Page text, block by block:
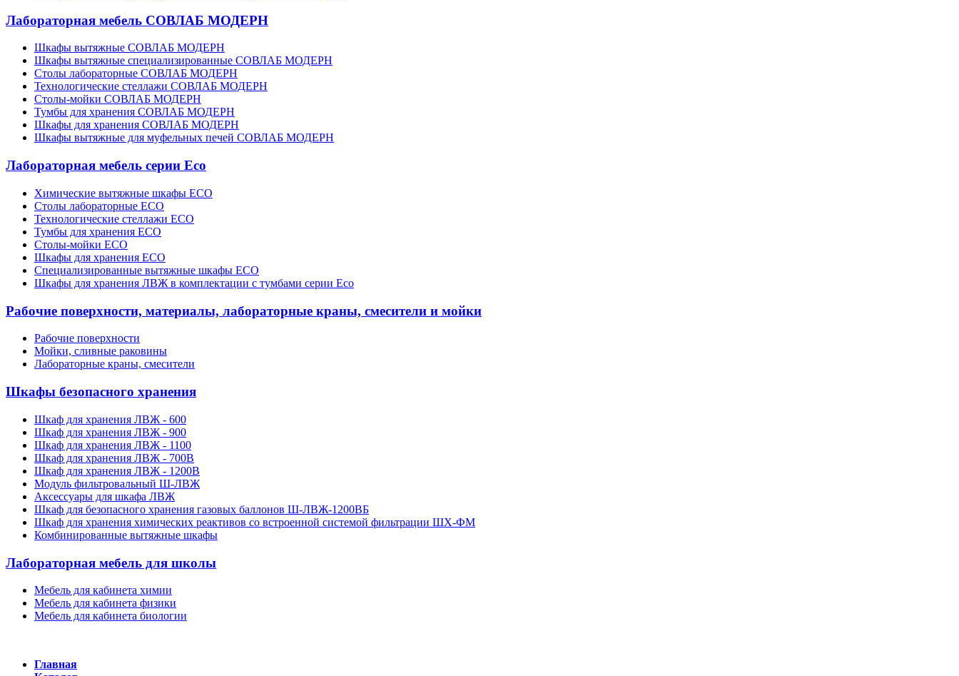
Лабораторная мебель СОВЛАБ МОДЕРН
Шкафы вытяжные СОВЛАБ МОДЕРН
Шкафы вытяжные специализированные СОВЛАБ МОДЕРН
Столы лабораторные СОВЛАБ МОДЕРН
Технологические стеллажи СОВЛАБ МОДЕРН
Столы-мойки СОВЛАБ МОДЕРН
Тумбы для хранения СОВЛАБ МОДЕРН
Шкафы для хранения СОВЛАБ МОДЕРН
Шкафы вытяжные для муфельных печей СОВЛАБ МОДЕРН
Лабораторная мебель серии Eco
Химические вытяжные шкафы ECO
Столы лабораторные ECO
Технологические стеллажи ECO
Тумбы для хранения ECO
Столы-мойки ECO
Шкафы для хранения ECO
Специализированные вытяжные шкафы ECO
Шкафы для хранения ЛВЖ в комплектации с тумбами серии Eco
Рабочие поверхности, материалы, лабораторные краны, смесители и мойки
Рабочие поверхности
Мойки, сливные раковины
Лабораторные краны, смесители
Шкафы безопасного хранения
Шкаф для хранения ЛВЖ - 600
Шкаф для хранения ЛВЖ - 900
Шкаф для хранения ЛВЖ - 1100
Шкаф для хранения ЛВЖ - 700В
Шкаф для хранения ЛВЖ - 1200В
Модуль фильтровальный Ш-ЛВЖ
Аксессуары для шкафа ЛВЖ
Шкаф для безопасного хранения газовых баллонов Ш-ЛВЖ-1200ВБ
Шкаф для хранения химических реактивов со встроенной системой фильтрации ШХ-ФМ
Комбинированные вытяжные шкафы
Лабораторная мебель для школы
Мебель для кабинета химии
Мебель для кабинета физики
Мебель для кабинета биологии
Главная